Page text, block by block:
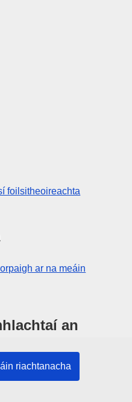
riachtanacha
foilsitheoireachta
ar na meáin
an
comhlachtaí uile